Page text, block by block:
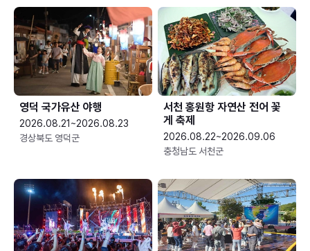
영덕 국가유산 야행
2026.08.21~2026.08.23
경상북도 영덕군
서천 홍원항 자연산 전어 꽃
게 축제
2026.08.22~2026.09.06
충청남도 서천군